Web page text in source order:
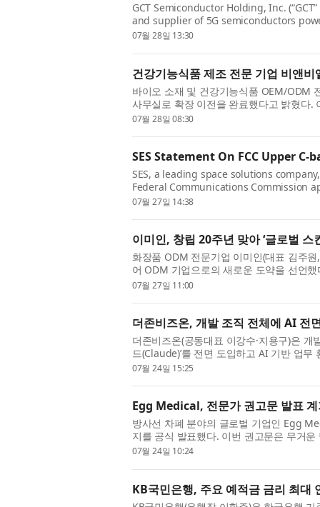
GCT Semiconductor Holding, Inc.
and supplier of 5G semiconductors
today announced that the Company
07월 28일 13:30
건강기능식품 제조 전문 기업 비앤
바이오 소재 및 건강기능식품 OEM/ODM
사무실로 확장 이전을 완료했다고 밝혔다
급상승과 사업 규모 확대에 따른 것이다.
07월 28일 08:30
SES Statement On FCC Upper
SES, a leading space solutions
Federal Communications Commission
makes 160 megahertz of the Upper C-
07월 27일 14:38
이미인, 창립 20주년 맞아 ‘글로벌
화장품 ODM 전문기업 이미인(대표 김주
어 ODM 기업으로의 새로운 도약을 선언
로, 사람과 기술을 연결하며 글로벌 스킨
07월 27일 11:00
더존비즈온, 개발 조직 전체에 AI 전
더존비즈온(공동대표 이강수·지용구)은
드(Claude)’를 전면 도입하고 AI 기반 업
은 개발, 기획, 설계 직군 전원이다. 더존비
07월 24일 15:25
Egg Medical, 전문가 권고문 발표
방사선 차폐 분야의 글로벌 기업인 Egg
지를 공식 발표했다. 이번 권고문은 무거
적절한 기준이 아니라고 선언하고, 의료진
07월 24일 10:24
KB국민은행, 주요 예적금 금리 최대